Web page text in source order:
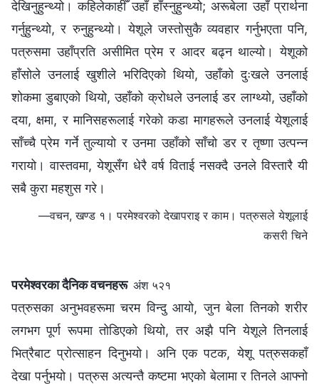
देखिनुहुन्थ्यो। कहिलेकाहीँ उहाँ हाँस्नुहुन्थ्यो; अरूबेला उहाँ प्रार्थना
गर्नुहुन्थ्यो, र रुनुहुन्थ्यो। येशूले जस्तोसुकै व्यवहार गर्नुभएता पनि,
पत्रुसमा उहाँप्रति असीमित प्रेम र आदर बढ्न थाल्यो। येशूको
हाँसोले उनलाई खुशीले भरिदिएको थियो, उहाँको दुःखले उनलाई
शोकमा डुबाएको थियो, उहाँको क्रोधले उनलाई डर लाग्थ्यो, उहाँको
दया, क्षमा, र मानिसहरूलाई गरेको कडा मागहरूले उनलाई येशूलाई
साँच्चै प्रेम गर्ने तुल्यायो र उनमा उहाँको साँचो डर र तृष्णा उत्पन्न
गरायो। वास्तवमा, येशूसँग धेरै वर्ष विताई नसक्दै उनले विस्तारै यी
सबै कुरा महशुस गरे।
—वचन, खण्ड १। परमेश्‍वरको देखापराइ र काम। पत्रुसले येशूलाई
कसरी चिने
परमेश्‍वरका दैनिक वचनहरू अंश ५२१
पत्रुसका अनुभवहरूमा चरम विन्दु आयो, जुन बेला तिनको शरीर
लगभग पूर्ण रूपमा तोडिएको थियो, तर अझै पनि येशूले तिनलाई
भित्रैबाट प्रोत्साहन दिनुभयो। अनि एक पटक, येशू पत्रुसकहाँ
देखा पर्नुभयो। पत्रुस अत्यन्तै कष्टमा भएको बेलामा र तिनले आफ्‍नो